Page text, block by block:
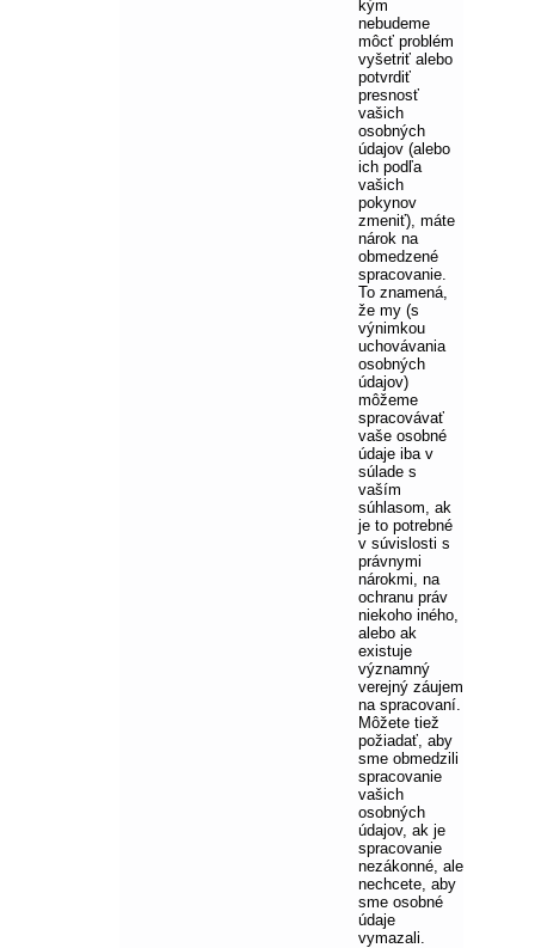
kým
nebudeme
môcť problém
vyšetriť alebo
potvrdiť
presnosť
vašich
osobných
údajov (alebo
ich podľa
vašich
pokynov
zmeniť), máte
nárok na
obmedzené
spracovanie.
To znamená,
že my (s
výnimkou
uchovávania
osobných
údajov)
môžeme
spracovávať
vaše osobné
údaje iba v
súlade s
vaším
súhlasom, ak
je to potrebné
v súvislosti s
právnymi
nárokmi, na
ochranu práv
niekoho iného,
alebo ak
existuje
významný
verejný záujem
na spracovaní.
Môžete tiež
požiadať, aby
sme obmedzili
spracovanie
vašich
osobných
údajov, ak je
spracovanie
nezákonné, ale
nechcete, aby
sme osobné
údaje
vymazali.